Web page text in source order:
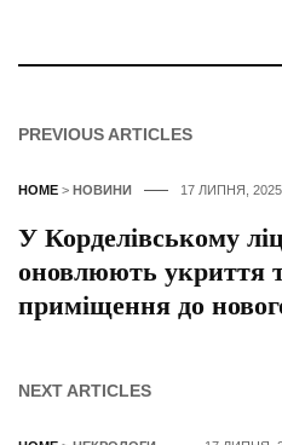
PREVIOUS ARTICLES
HOME > НОВИНИ 17 ЛИПНЯ, 2025
У Корделівському
оновлюють укриття
приміщення до
NEXT ARTICLES